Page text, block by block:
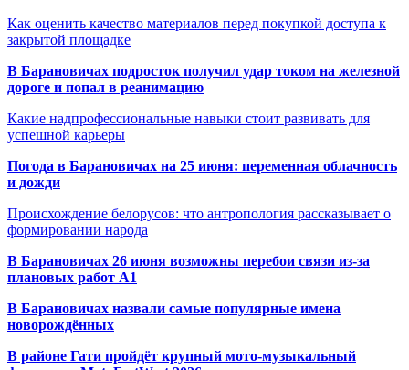
Как оценить качество материалов перед покупкой доступа к
закрытой площадке
В Барановичах подросток получил удар током на железной
дороге и попал в реанимацию
Какие надпрофессиональные навыки стоит развивать для
успешной карьеры
Погода в Барановичах на 25 июня: переменная облачность
и дожди
Происхождение белорусов: что антропология рассказывает о
формировании народа
В Барановичах 26 июня возможны перебои связи из-за
плановых работ A1
В Барановичах назвали самые популярные имена
новорождённых
В районе Гати пройдёт крупный мото-музыкальный